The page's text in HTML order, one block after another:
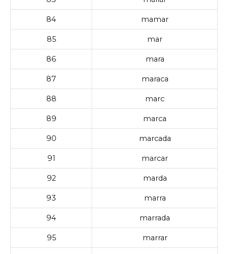
84 mamar
85 mar
86 mara
87 maraca
88 marc
89 marca
90 marcada
91 marcar
92 marda
93 marra
94 marrada
95 marrar